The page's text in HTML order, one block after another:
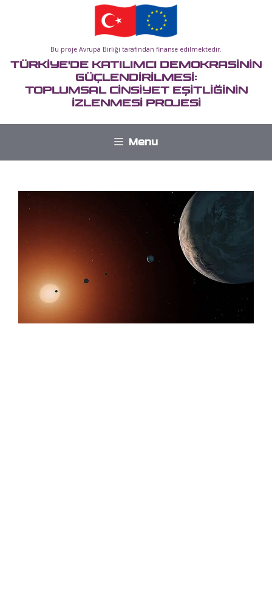
Bu proje Avrupa Birliği tarafından finanse edilmektedir.
TÜRKİYE'DE KATILIMCI DEMOKRASİNİN
GÜÇLENDİRİLMESİ:
TOPLUMSAL CİNSİYET EŞİTLİĞİNİN
İZLENMESİ PROJESİ
Menu